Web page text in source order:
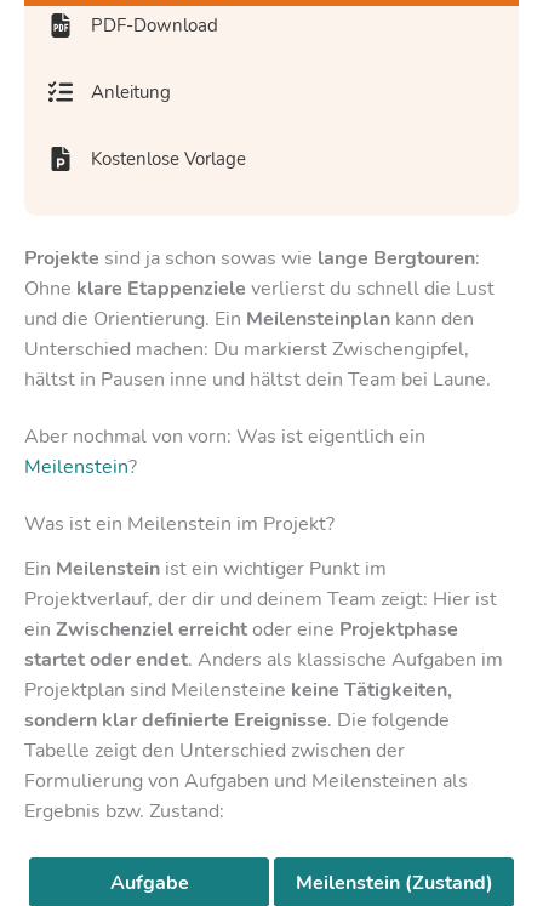
PDF-Download
Anleitung
Kostenlose Vorlage
Projekte sind ja schon sowas wie lange Bergtouren:
Ohne klare Etappenziele verlierst du schnell die Lust
und die Orientierung. Ein Meilensteinplan kann den
Unterschied machen: Du markierst Zwischengipfel,
hältst in Pausen inne und hältst dein Team bei Laune.
Aber nochmal von vorn: Was ist eigentlich ein
Meilenstein?
Was ist ein Meilenstein im Projekt?
Ein Meilenstein ist ein wichtiger Punkt im
Projektverlauf, der dir und deinem Team zeigt: Hier ist
ein Zwischenziel erreichtoder eine Projektphase
startet oder endet. Anders als klassische Aufgaben im
Projektplan sind Meilensteine keine Tätigkeiten,
sondern klar definierte Ereignisse. Die folgende
Tabelle zeigt den Unterschied zwischen der
Formulierung von Aufgaben und Meilensteinen als
Ergebnis bzw. Zustand:
Aufgabe Meilenstein (Zustand)